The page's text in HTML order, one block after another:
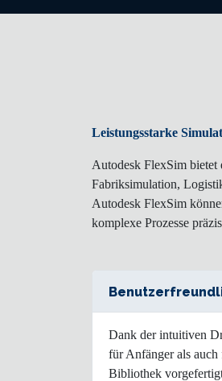
Leistungsstarke
Autodesk FlexSim bietet
Fabriksimulation,
Autodesk FlexSim
komplexe Prozesse
Dank der intuitiven
für Anfänger als
Bibliothek